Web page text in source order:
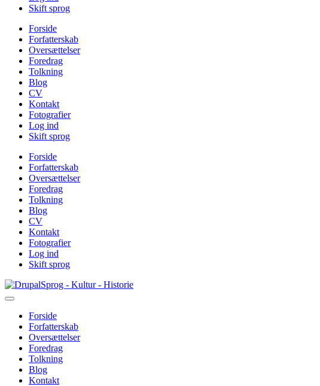
Skift sprog
Forside
Forfatterskab
Oversættelser
Foredrag
Tolkning
Blog
CV
Kontakt
Fotografier
Log ind
Skift sprog
Forside
Forfatterskab
Oversættelser
Foredrag
Tolkning
Blog
CV
Kontakt
Fotografier
Log ind
Skift sprog
Gå
til
Sprog - Kultur - Historie
Primær
navigation
Forside
Forfatterskab
Oversættelser
Foredrag
Tolkning
Blog
Kontakt